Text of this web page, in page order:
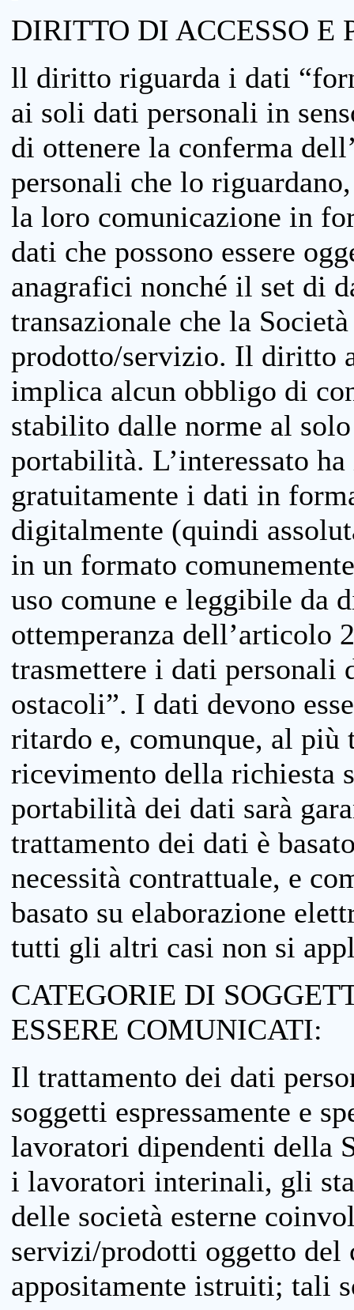
DIRITTO DI ACCESSO
ll diritto riguarda i dati
ai soli dati personali in
di ottenere la conferma
personali che lo
la loro comunicazione in
dati che possono essere
anagrafici nonché il set di
transazionale che la
prodotto/servizio. Il diritto
implica alcun obbligo di
stabilito dalle norme al
portabilità. L’interessato
gratuitamente i dati in
digitalmente (quindi
in un formato
uso comune e leggibile da
ottemperanza dell’articolo
trasmettere i dati personali
ostacoli”. I dati devono
ritardo e, comunque, al più
ricevimento della richiesta
portabilità dei dati sarà
trattamento dei dati è
necessità contrattuale, e
basato su elaborazione
tutti gli altri casi non si
CATEGORIE DI
ESSERE COMUNICATI:
Il trattamento dei dati
soggetti espressamente e
lavoratori dipendenti della
i lavoratori interinali, gli
delle società esterne
servizi/prodotti oggetto
appositamente istruiti; tali